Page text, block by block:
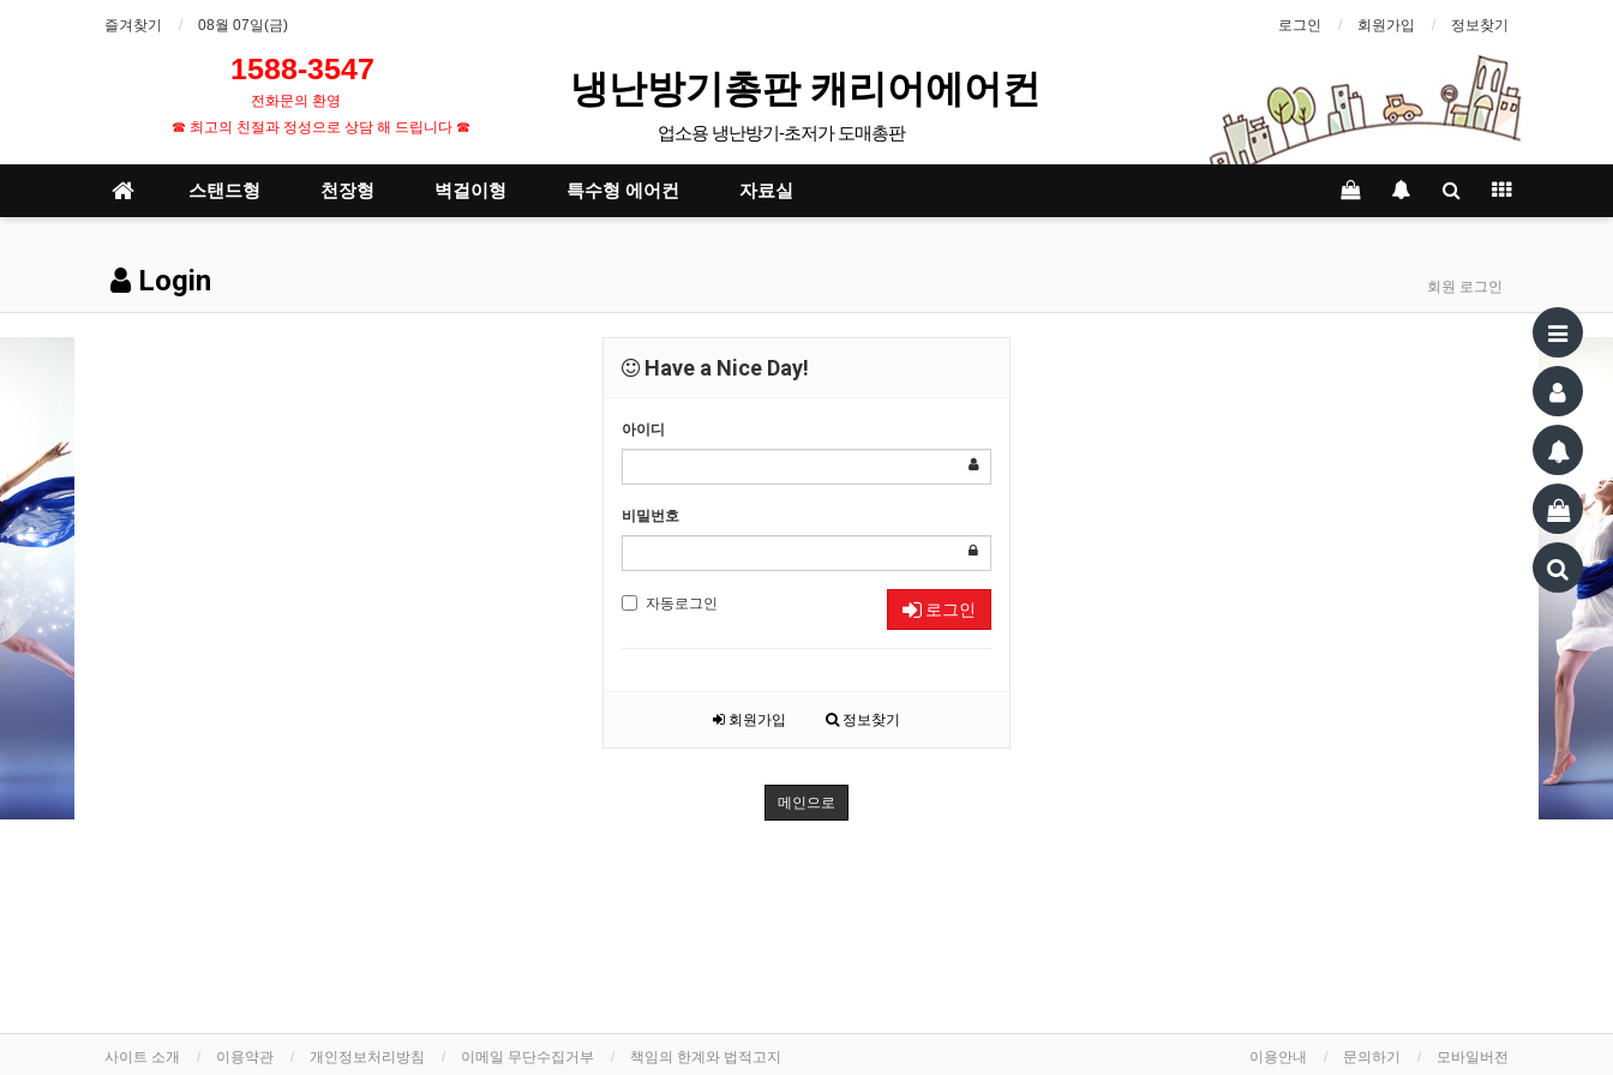
즐겨찾기 08월 07일(금) 로그인 회원가입 정보찾기
1588-3547
전화문의 환영
☎ 최고의 친절과 정성으로 상담 해 드립니다 ☎
냉난방기총판 캐리어에어컨
업소용 냉난방기-초저가 도매총판
스탠드형 천장형 벽걸이형 특수형 에어컨 자료실
Login 회원 로그인
Have a Nice Day!
아이디
비밀번호
자동로그인 로그인
회원가입 정보찾기
메인으로
사이트 소개 이용약관 개인정보처리방침 이메일 무단수집거부 책임의 한계와 법적고지 이용안내 문의하기 모바일버전